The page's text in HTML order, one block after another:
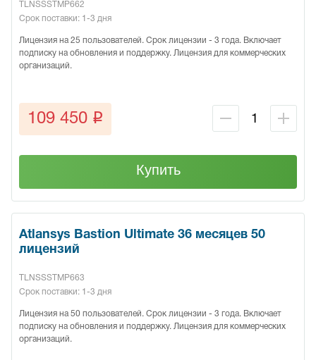
TLNSSSTMP662
Срок поставки: 1-3 дня
Лицензия на 25 пользователей. Срок лицензии - 3 года. Включает
подписку на обновления и поддержку. Лицензия для коммерческих
организаций.
109 450 q
Купить
Atlansys Bastion Ultimate 36 месяцев 50
лицензий
TLNSSSTMP663
Срок поставки: 1-3 дня
Лицензия на 50 пользователей. Срок лицензии - 3 года. Включает
подписку на обновления и поддержку. Лицензия для коммерческих
организаций.